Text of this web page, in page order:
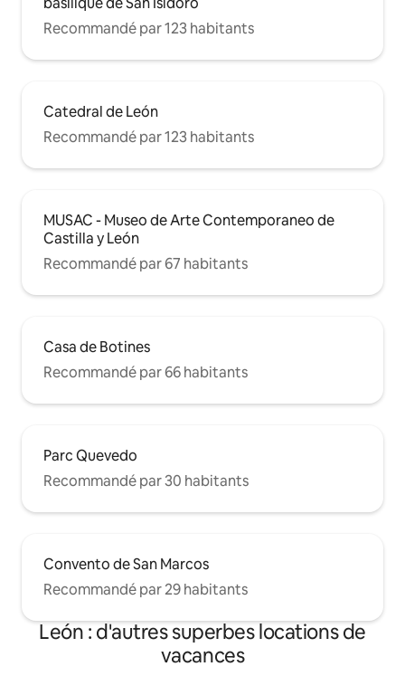
Recommandé par 123 habitants
Catedral de León
Recommandé par 123 habitants
MUSAC - Museo de Arte Contemporaneo de
Castilla y León
Recommandé par 67 habitants
Casa de Botines
Recommandé par 66 habitants
Parc Quevedo
Recommandé par 30 habitants
Convento de San Marcos
Recommandé par 29 habitants
León : d'autres superbes locations de
vacances